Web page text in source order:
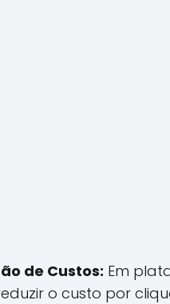
de Custos: Em
o custo por